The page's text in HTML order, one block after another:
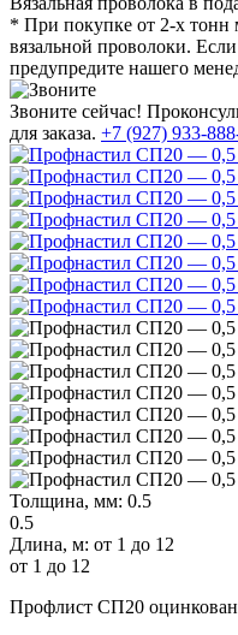
* При покупке от 2-х тонн
вязальной проволоки.
предупредите нашего
Звоните сейчас!
для заказа. +7 (927) 933-
Толщина, мм: 0.5
0.5
Длина, м: от 1 до 12
от 1 до 12
Профлист СП20